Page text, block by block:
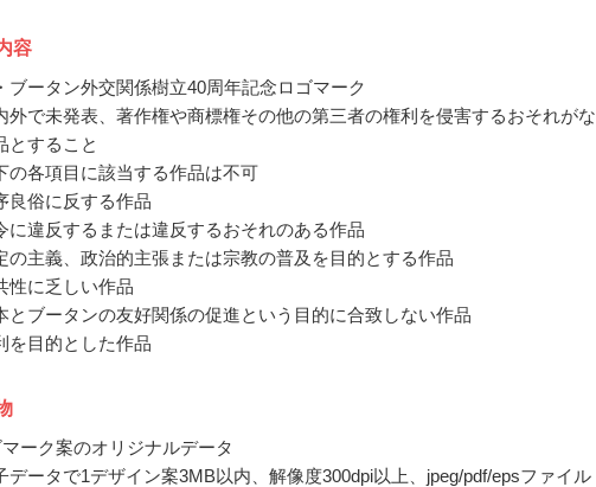
容
ブータン外交関係樹立40周年記念ロゴマーク
外で未発表、著作権や商標権その他の第三者の権利を侵害するおそれがな
とすること
の各項目に該当する作品は不可
良俗に反する作品
に違反するまたは違反するおそれのある作品
の主義、政治的主張または宗教の普及を目的とする作品
性に乏しい作品
とブータンの友好関係の促進という目的に合致しない作品
を目的とした作品
ーク案のオリジナルデータ
ータで1デザイン案3MB以内、解像度300dpi以上、jpeg/pdf/epsファイル